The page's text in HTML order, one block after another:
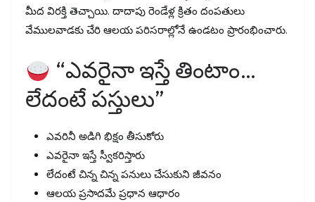
మీద విరక్తి తెచ్చాయి. దాదాపు రెండేళ్ల క్రితం దంపతులు
వేములవాడకు చేరి ఆలయ పరిసరాల్లోనే ఉండటం ప్రారంభించారు.
“ఎవరైనా ఇస్తే తింటాం…
లేదంటే పస్తులు”
ఎవరినీ అడిగి భిక్షం తీసుకోరు
ఎవరైనా ఇస్తే స్వీకరిస్తారు
లేదంటే చిన్న చిన్న పనులు చేసుకుని జీవనం
ఆలయ ప్రసాదమే ప్రధాన ఆధారం